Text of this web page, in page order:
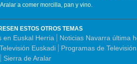
a comer morcilla, pan y vino.
ESTOS OTROS TEMAS
en Euskal Herria
Noticias Navarra última
Televisión Euskadi Programas de Televisión
Sierra de Aralar